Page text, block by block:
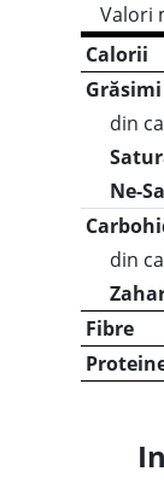
Valori
Calorii
Grăsimi
din
Ne-
din
Fibre